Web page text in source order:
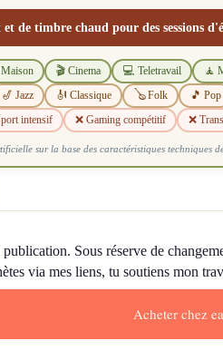
de timbre chaud pour des sessions
🎬 Cinema 💻 Teletravail 🧘
🎷 Jazz 🎻 Classique 🪕 Folk 🎵 Pop
intensif ❌ Gaming compétitif ❌
sur la base des caractéristiques techniques
Sous réserve de
via mes liens, tu soutiens mon
Acheter chez